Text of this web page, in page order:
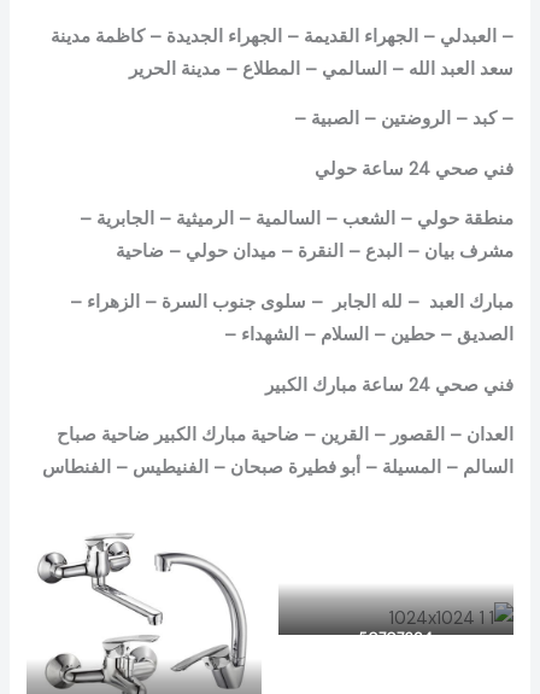
– العبدلي – الجهراء القديمة – الجهراء الجديدة – كاظمة مدينة
سعد العبد الله – السالمي – المطلاع – مدينة الحرير
– كبد – الروضتين – الصبية –
فني صحي 24 ساعة حولي
منطقة حولي – الشعب – السالمية – الرميثية – الجابرية –
مشرف بيان – البدع – النقرة – ميدان حولي – ضاحية
مبارك العبد – لله الجابر – سلوى جنوب السرة – الزهراء –
الصديق – حطين – السلام – الشهداء –
فني صحي 24 ساعة مبارك الكبير
العدان – القصور – القرين – ضاحية مبارك الكبير ضاحية صباح
السالم – المسيلة – أبو فطيرة صبحان – الفنيطيس – الفنطاس
50707694